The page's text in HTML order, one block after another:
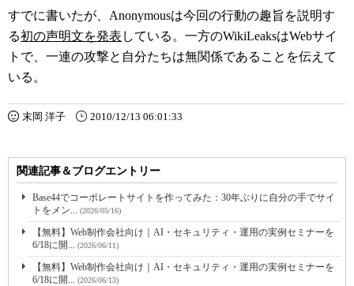
すでに書いたが、Anonymousは今回の行動の趣旨を説明す
る初の声明文を発表 している。一方のWikiLeaksはWebサイ
トで、一連の攻撃と自分たちは無関係であることを伝えて
いる。
末岡 洋子 2010/12/13 06:01:33
関連記事＆ブログエントリー
Base44でコーポレートサイトを作ってみた：30年ぶりに自分の手でサイ
トをメン... (2026/05/16)
【無料】Web制作会社向け｜AI・セキュリティ・運用の実例セミナーを
6/18に開... (2026/06/11)
【無料】Web制作会社向け｜AI・セキュリティ・運用の実例セミナーを
6/18に開... (2026/06/13)